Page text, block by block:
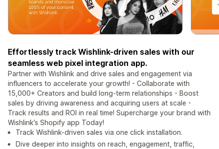
Effortlessly track Wishlink-driven sales with our
seamless web pixel integration app.
Partner with Wishlink and drive sales and engagement via
influencers to accelerate your growth! - Collaborate with
15,000+ Creators and build long-term relationships - Boost
sales by driving awareness and acquiring users at scale -
Track results and ROI in real time! Supercharge your brand with
Wishlink’s Shopify app Today!
Track Wishlink-driven sales via one click installation.
Dive deeper into insights on reach, engagement, traffic,